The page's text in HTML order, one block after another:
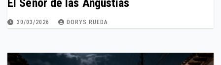
El Señor de las Angustias
30/03/2026 DORYS RUEDA